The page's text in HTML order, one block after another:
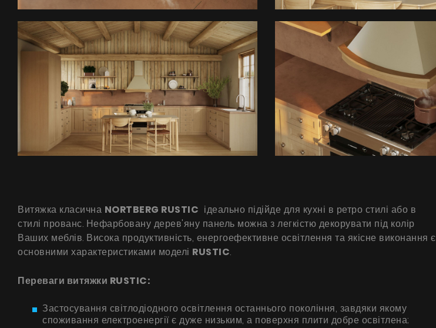
Сторінка дизайнера
Технічна підтримка
Акції
Витяжка класична NORTBERG RUSTIC ідеально підійде для кухні в ретро стилі або в
стилі прованс. Нефарбовану дерев'яну панель можна з легкістю декорувати під колір
Ваших меблів. Висока продуктивність, енергоефективне освітлення та якісне виконання є
основними характеристиками моделі RUSTIC.
Переваги витяжки RUSTIC:
Застосування світлодіодного освітлення останнього покоління, завдяки якому
споживання електроенергії є дуже низьким, а поверхня плити добре освітлена;